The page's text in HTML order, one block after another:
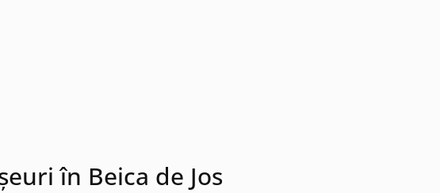
în Beica de Jos